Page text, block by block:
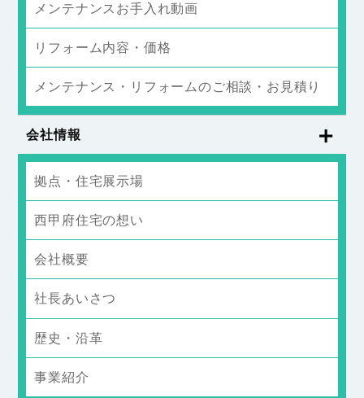
メンテナンスお手入れ動画
リフォーム内容・価格
メンテナンス・リフォームのご相談・お見積り
会社情報
拠点・住宅展示場
西甲府住宅の想い
会社概要
社長あいさつ
歴史・沿革
事業紹介